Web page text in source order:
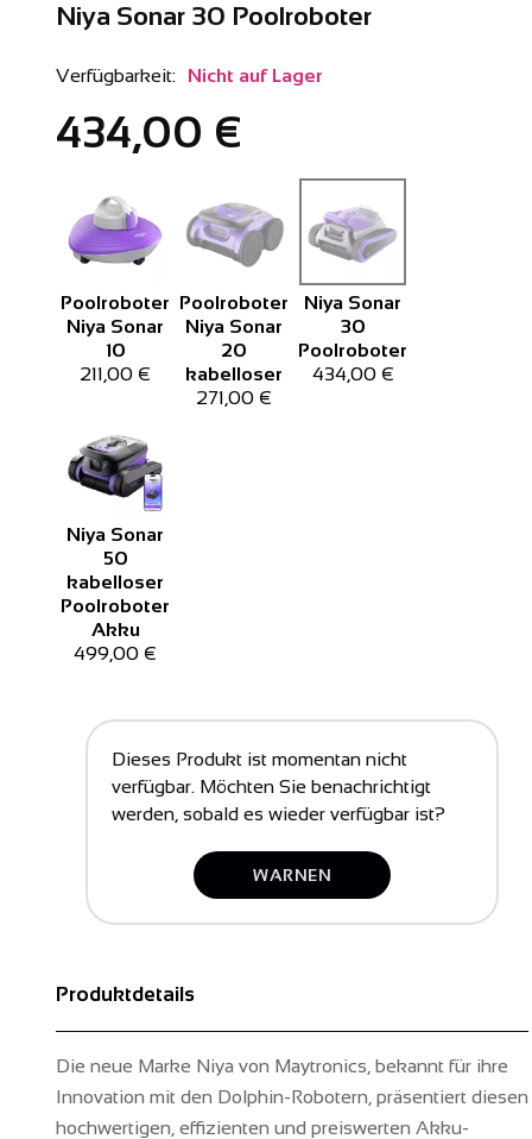
Niya Sonar 30 Poolroboter
Verfügbarkeit: Nicht auf Lager
434,00 €
Poolroboter
Niya Sonar
10
211,00 €
Poolroboter
Niya Sonar
20
kabelloser
271,00 €
Niya Sonar
30
Poolroboter
434,00 €
Niya Sonar
50
kabelloser
Poolroboter
Akku
499,00 €
Dieses Produkt ist momentan nicht
verfügbar. Möchten Sie benachrichtigt
werden, sobald es wieder verfügbar ist?
WARNEN
Produktdetails
Die neue Marke Niya von Maytronics, bekannt für ihre
Innovation mit den Dolphin-Robotern, präsentiert diesen
hochwertigen, effizienten und preiswerten Akku-